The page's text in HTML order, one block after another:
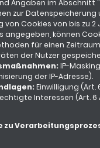
Angaben im Abschnitt
zur Datenspeicherung
von Cookies von bis zu 2
angegeben, können
für einen
der Nutzer
IP-Masking
der IP-Adresse).
Einwilligung (Art.
Interessen (Art. 6
zu